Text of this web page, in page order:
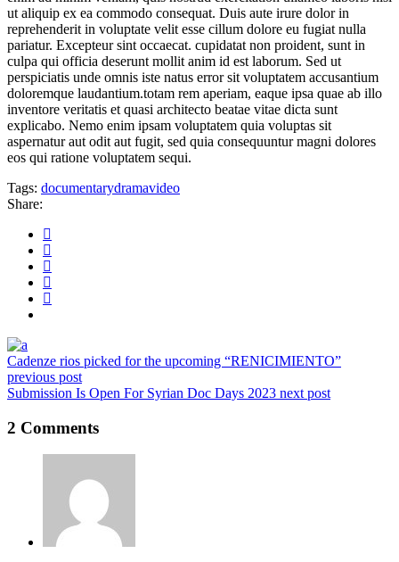
ut aliquip ex ea commodo consequat. Duis aute irure dolor in
reprehenderit in voluptate velit esse cillum dolore eu fugiat nulla
pariatur. Excepteur sint occaecat. cupidatat non proident, sunt in
culpa qui officia deserunt mollit anim id est laborum. Sed ut
perspiciatis unde omnis iste natus error sit voluptatem accusantium
doloremque laudantium.totam rem aperiam, eaque ipsa quae ab illo
inventore veritatis et quasi architecto beatae vitae dicta sunt
explicabo. Nemo enim ipsam voluptatem quia voluptas sit
aspernatur aut odit aut fugit, sed quia consequuntur magni dolores
eos qui ratione voluptatem sequi.
Tags: documentarydramavideo
Share:
Cadenze rios picked for the upcoming “RENICIMIENTO”
previous post
Submission Is Open For Syrian Doc Days 2023 next post
2 Comments